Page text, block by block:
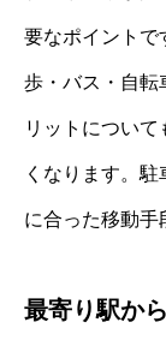
要なポイントで
歩・バス・自転
リットについ
くなります。
に合った移動手
最寄り駅か